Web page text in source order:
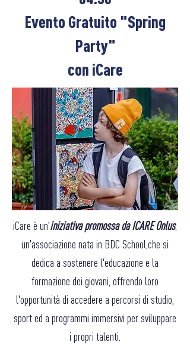
Evento Gratuito "Spring
Party"
con iCare
iCare è un'iniziativa promossa da ICARE Onlus,
un'associazione nata in BDC School,che si
dedica a sostenere l'educazione e la
formazione dei giovani, offrendo loro
l'opportunità di accedere a percorsi di studio,
sport ed a programmi immersivi per sviluppare
i propri talenti.